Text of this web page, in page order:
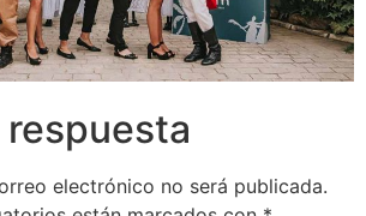
respuesta
electrónico no será publicada.